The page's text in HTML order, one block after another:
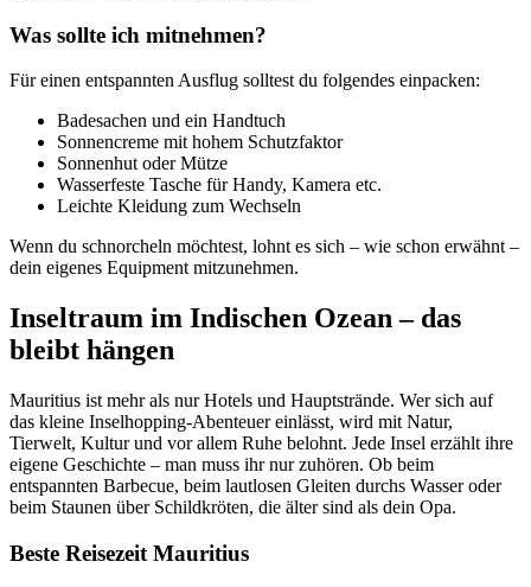
Was sollte ich mitnehmen?
Für einen entspannten Ausflug solltest du folgendes einpacken:
Badesachen und ein Handtuch
Sonnencreme mit hohem Schutzfaktor
Sonnenhut oder Mütze
Wasserfeste Tasche für Handy, Kamera etc.
Leichte Kleidung zum Wechseln
Wenn du schnorcheln möchtest, lohnt es sich – wie schon erwähnt –
dein eigenes Equipment mitzunehmen.
Inseltraum im Indischen Ozean – das
bleibt hängen
Mauritius ist mehr als nur Hotels und Hauptstrände. Wer sich auf
das kleine Inselhopping-Abenteuer einlässt, wird mit Natur,
Tierwelt, Kultur und vor allem Ruhe belohnt. Jede Insel erzählt ihre
eigene Geschichte – man muss ihr nur zuhören. Ob beim
entspannten Barbecue, beim lautlosen Gleiten durchs Wasser oder
beim Staunen über Schildkröten, die älter sind als dein Opa.
Beste Reisezeit Mauritius